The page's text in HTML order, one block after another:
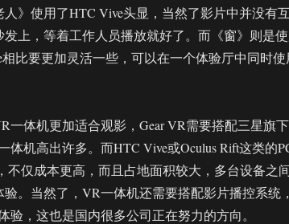
》使用了HTC Vive头显，当然了影片中并没有
上，等着工作人员播放就好了。而《窗》则是
比要更加灵活一些，可以在一个体验厅中同时
一体机更加适合观影，Gear VR需要搭配三星旗
体机高出许多。而HTC Vive或Oculus Rift这类的
不仅成本更高，而且占地面积较大，多台设备之
。当然了，VR一体机还需要搭配影片播控系统
验，这也是国内很多公司正在努力的方向。